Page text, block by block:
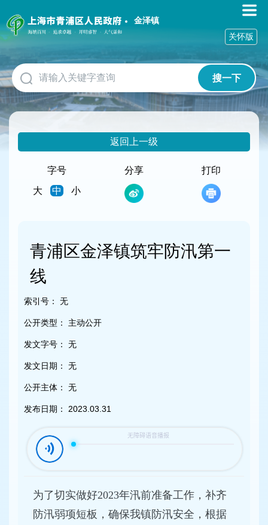
障
碍
作
说
明
跳
到
网
金泽镇
搜一下
关怀版
返回上一级
字号
大
中 小
分享 打印
青浦区金泽镇筑牢防汛第一
线
索引号： 无
公开类型： 主动公开
发文字号： 无
发文日期： 无
公开主体： 无
发布日期： 2023.03.31
为了切实做好2023年汛前准备工作，补齐
防汛弱项短板，确保我镇防汛安全，根据